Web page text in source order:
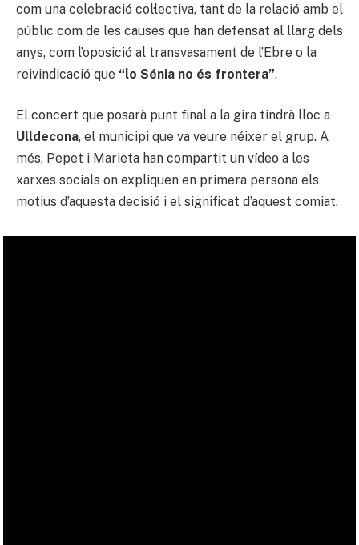
com una celebració col·lectiva, tant de la relació amb el
públic com de les causes que han defensat al llarg dels
anys, com l’oposició al transvasament de l’Ebre o la
reivindicació que “lo Sénia no és frontera”.
El concert que posarà punt final a la gira tindrà lloc a
Ulldecona, el municipi que va veure néixer el grup. A
més, Pepet i Marieta han compartit un vídeo a les
xarxes socials on expliquen en primera persona els
motius d’aquesta decisió i el significat d’aquest comiat.